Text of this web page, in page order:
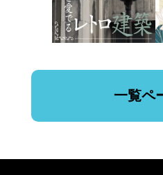
一覧ペ